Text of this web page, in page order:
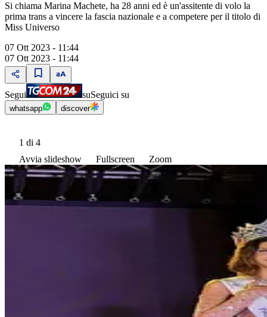
Si chiama Marina Machete, ha 28 anni ed è un'assitente di volo la
prima trans a vincere la fascia nazionale e a competere per il titolo di
Miss Universo
07 Ott 2023 - 11:44
07 Ott 2023 - 11:44
Segui suSeguici su
whatsapp discover
1 di 4
Avvia slideshow
Fullscreen Zoom